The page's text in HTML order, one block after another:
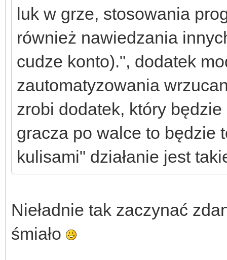
luk w grze, stosowania
również nawiedzania
cudze konto).", dodatek
zautomatyzowania
zrobi dodatek, który
gracza po walce to będzie
kulisami" działanie jest
Nieładnie tak zaczynać
śmiało